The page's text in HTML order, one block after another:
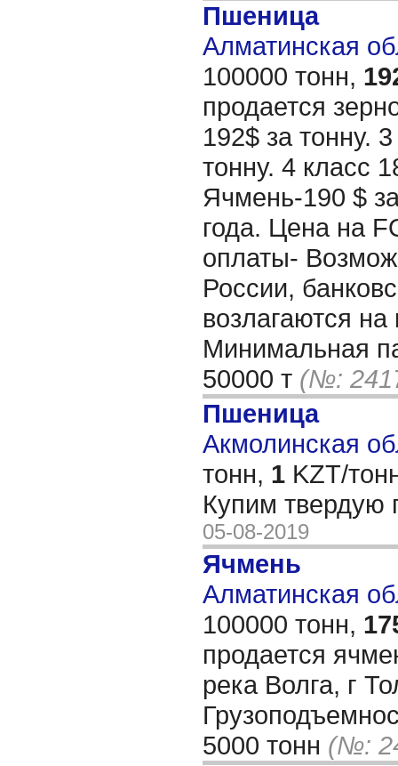
Пшеница
Алматинская
100000 тонн,
продается
192$ за тонну.
тонну. 4 класс
Ячмень-190 $
года. Цена на
оплаты-
России,
возлагаются на
Минимальная
50000 т (№:
Пшеница
Акмолинская
тонн, 1 KZT/
Купим
05-08-2019
Ячмень
Алматинская
100000 тонн,
продается
река Волга, г
5000 тонн (№: